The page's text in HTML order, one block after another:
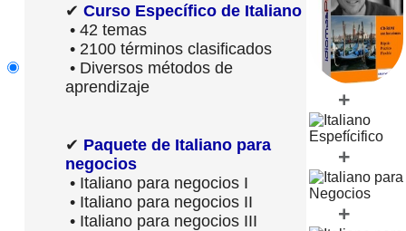
✔ Curso Específico de Italiano
• 42 temas
• 2100 términos clasificados
• Diversos métodos de
aprendizaje
✔ Paquete de Italiano para
negocios
• Italiano para negocios I
• Italiano para negocios II
• Italiano para negocios III
+
+
+